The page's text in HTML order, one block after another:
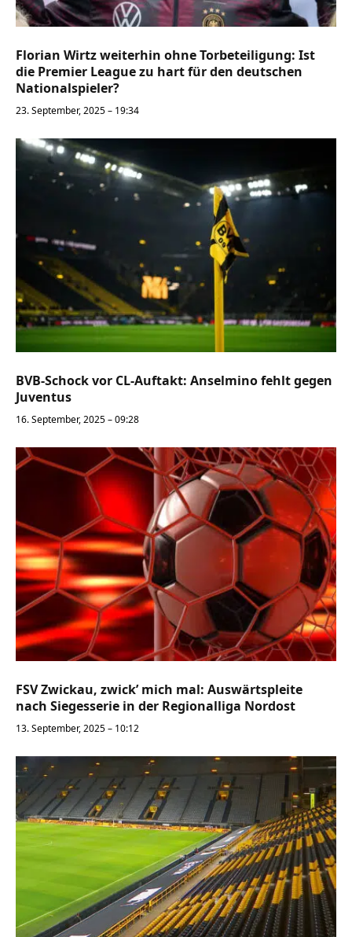
Florian Wirtz weiterhin ohne Torbeteiligung: Ist
die Premier League zu hart für den deutschen
Nationalspieler?
23. September, 2025 – 19:34
BVB-Schock vor CL-Auftakt: Anselmino fehlt gegen
Juventus
16. September, 2025 – 09:28
FSV Zwickau, zwick’ mich mal: Auswärtspleite
nach Siegesserie in der Regionalliga Nordost
13. September, 2025 – 10:12